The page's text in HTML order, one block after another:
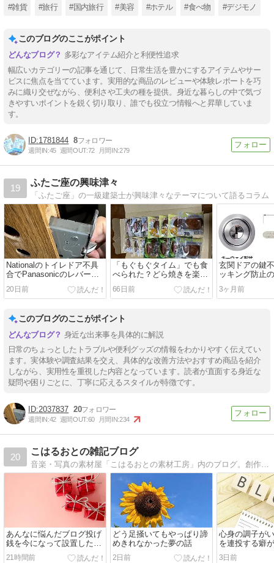
#雑貨 #旅行 #国内旅行 #美容 #ホテル #食べ物 #デジモノ
このブログのここがポイント
多彩なアイテム紹介と利便性追求
幅広いカテゴリーの記事を通じて、日常生活を豊かにするアイテムやサー
ビスに焦点を当てています。実用的な商品のレビューや体験レポートを巧
みに織り交ぜながら、便利さや工夫の種を提供。身近な暮らしの中で気づ
きやすいポイントを鋭く切り取り、誰でも役立つ情報へと昇華していま
す。
1781844 8
週間IN:45 週間OUT:72 月間IN:279
19
ふたご座の興味津々
「ふたご座」の一級建築士が興味津々なテーマについて語るコラム
Nationalのトイレドア不具
合でPanasonicのレバーハ
ンドルとラッチケースに交
換！
20日前
「もぐもぐタイム」でも食
べられた？どら焼きを楽天
市場で注文！
66日前
玄関ドアの鍵
ッキング防止
3ヶ月前
このブログのここがポイント
身近な出来事を具体的に解説
日常のちょっとしたトラブルや便利グッズの情報をわかりやすく伝えてい
ます。実体験や調査結果を交え、具体的な改善方法やおすすめ商品を紹介
しながら、実用性を重視した内容となっています。読者が直面する身近な
疑問や困りごとに、丁寧に応えるスタイルが特徴です。
2037837 20
週間IN:42 週間OUT:60 月間IN:234
20
こはるおとの雑記ブログ
音楽・写真の素材屋「こはるおとの素材工房」内のブログ。創作活動、音楽、園芸、思ったことなど色々書きます。
あんなに悩んだブログ投げ
銭を今になって設置した理
21時間前
どう足掻いてもやっぱり諦
めきれなかった夢の話
2日前
心身の調子が
を連投する癖
3日前